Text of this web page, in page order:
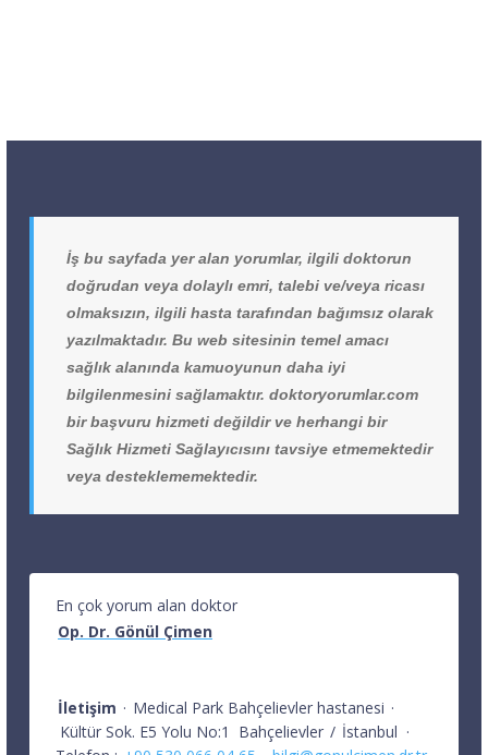
İş bu sayfada yer alan yorumlar, ilgili doktorun
doğrudan veya dolaylı emri, talebi ve/veya ricası
olmaksızın, ilgili hasta tarafından bağımsız olarak
yazılmaktadır. Bu web sitesinin temel amacı
sağlık alanında kamuoyunun daha iyi
bilgilenmesini sağlamaktır. doktoryorumlar.com
bir başvuru hizmeti değildir ve herhangi bir
Sağlık Hizmeti Sağlayıcısını tavsiye etmemektedir
veya desteklememektedir.
En çok yorum alan doktor
Op. Dr. Gönül Çimen
İletişim · Medical Park Bahçelievler hastanesi ·
Kültür Sok. E5 Yolu No:1
Bahçelievler / İstanbul ·